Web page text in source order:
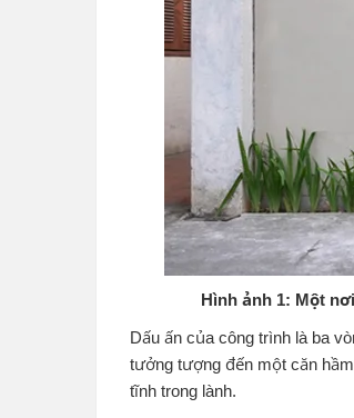
Hình ảnh 1: Một
Dấu ấn của công trình là ba
tưởng tượng đến một căn
tĩnh trong lành.